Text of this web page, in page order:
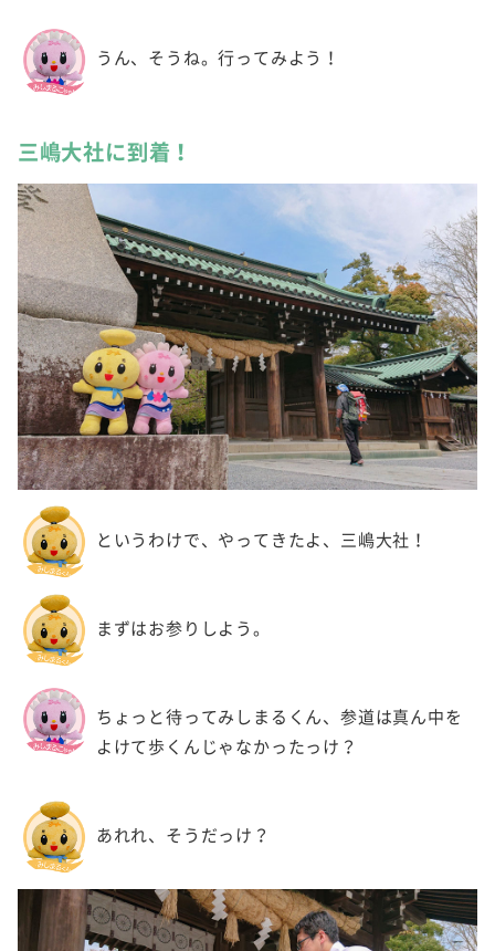
うん、そうね。行ってみよう！
三嶋大社に到着！
というわけで、やってきたよ、三嶋大社！
まずはお参りしよう。
ちょっと待ってみしまるくん、参道は真ん中を
よけて歩くんじゃなかったっけ？
あれれ、そうだっけ？